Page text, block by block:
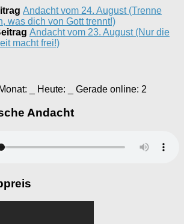
Andacht vom 24. August (Trenne
was dich von Gott trennt!)
Andacht vom 23. August (Nur die
macht frei!)
Heute: Gerade online: 2
Andacht